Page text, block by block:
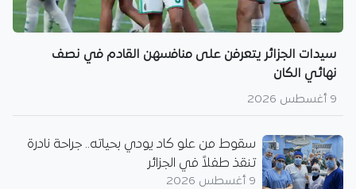
سيدات الجزائر يتعرفن على منافسهن القادم في نصف
نهائي الكان
9 أغسطس 2026
سقوط من علو كاد يودي بحياته.. جراحة نادرة
تنقذ طفلاً في الجزائر
9 أغسطس 2026